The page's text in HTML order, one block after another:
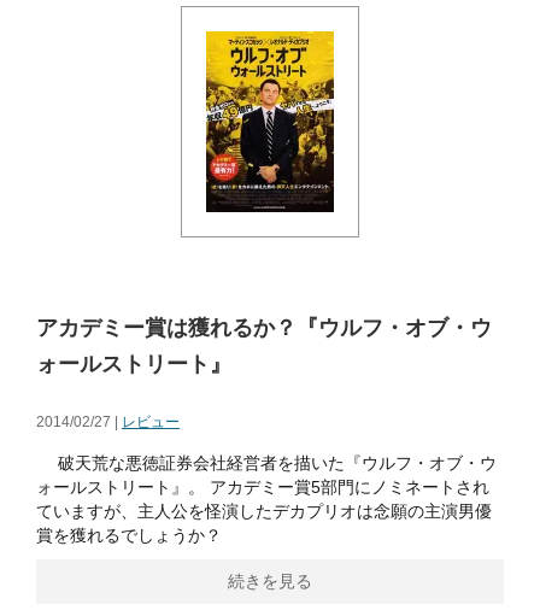
アカデミー賞は獲れるか？『ウルフ・オブ・ウ
ォールストリート』
2014/02/27 | レビュー
破天荒な悪徳証券会社経営者を描いた『ウルフ・オブ・ウ
ォールストリート』。 アカデミー賞5部門にノミネートされ
ていますが、主人公を怪演したデカプリオは念願の主演男優
賞を獲れるでしょうか？
続きを見る